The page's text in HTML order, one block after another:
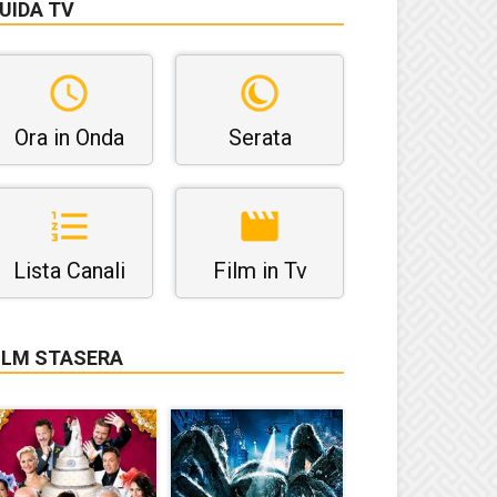
TV
Ora in Onda Serata
Lista Canali Film in Tv
STASERA